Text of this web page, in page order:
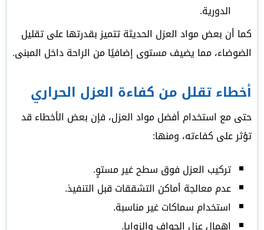
الدورية.
كما أن بعض مواد العزل الحديثة تتميز بقدرتها على تقليل
الضوضاء، مما يضيف مستوى إضافيًا من الراحة داخل المبنى.
أخطاء تقلل من كفاءة العزل الحراري
حتى مع استخدام أفضل مواد العزل، فإن بعض الأخطاء قد
تؤثر على كفاءته، ومنها:
تركيب العزل فوق سطح غير مستوٍ.
عدم معالجة أماكن التشققات قبل التنفيذ.
استخدام سماكات غير مناسبة.
إهمال عزل الحواف والزوايا.